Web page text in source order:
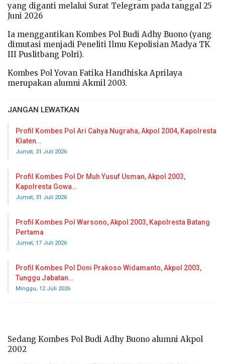
yang diganti melalui Surat Telegram pada tanggal 25
Juni 2026
Ia menggantikan Kombes Pol Budi Adhy Buono (yang
dimutasi menjadi Peneliti Ilmu Kepolisian Madya TK
III Puslitbang Polri).
Kombes Pol Yovan Fatika Handhiska Aprilaya
merupakan alumni Akmil 2003.
JANGAN LEWATKAN
Profil Kombes Pol Ari Cahya Nugraha, Akpol 2004, Kapolresta
Klaten…
Jumat, 31 Juli 2026
Profil Kombes Pol Dr Muh Yusuf Usman, Akpol 2003,
Kapolresta Gowa…
Jumat, 31 Juli 2026
Profil Kombes Pol Warsono, Akpol 2003, Kapolresta Batang
Pertama
Jumat, 17 Juli 2026
Profil Kombes Pol Doni Prakoso Widamanto, Akpol 2003,
Tunggu Jabatan…
Minggu, 12 Juli 2026
Sedang Kombes Pol Budi Adhy Buono alumni Akpol
2002